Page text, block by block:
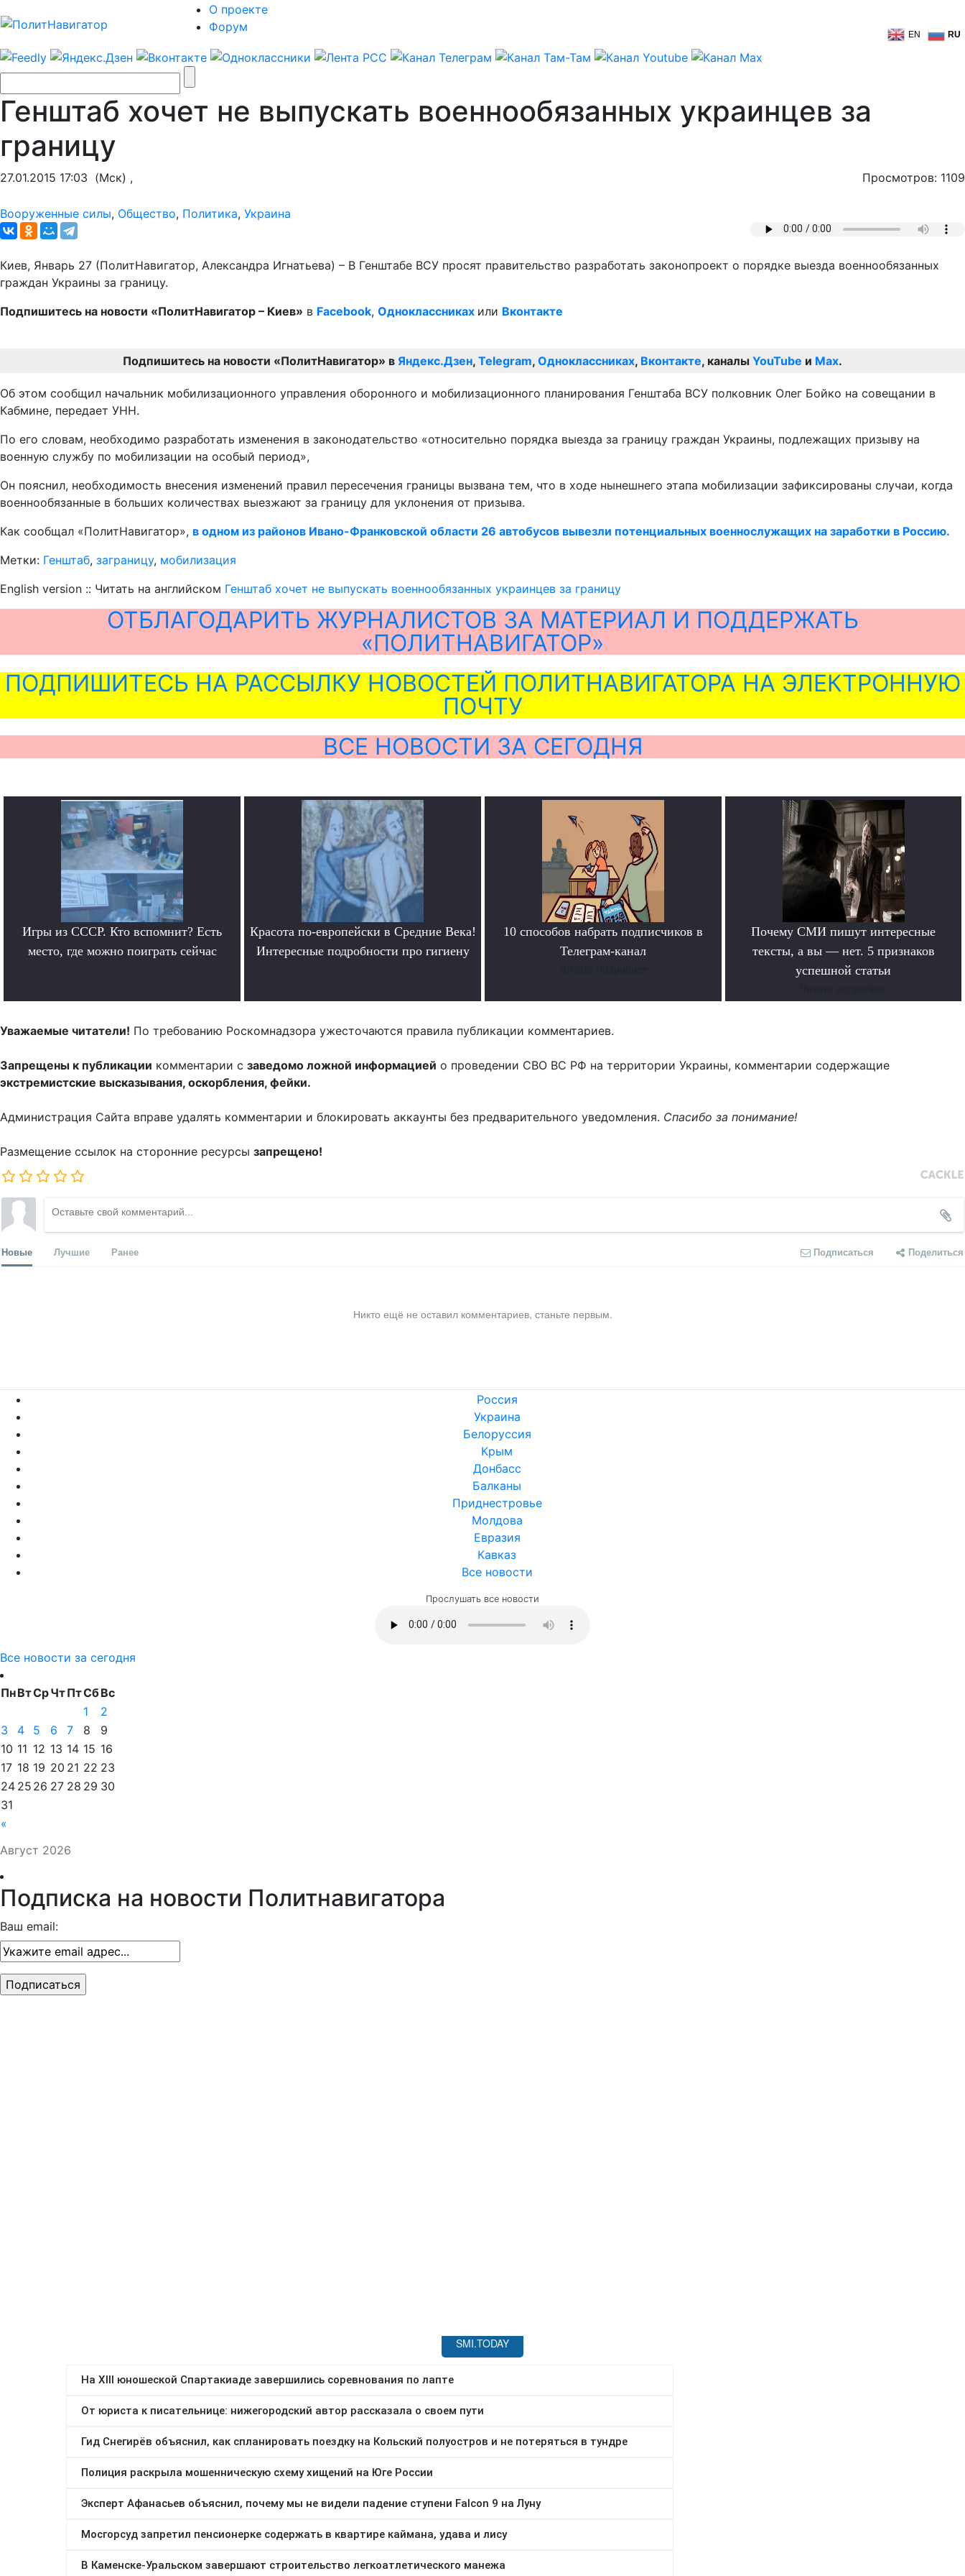
О проекте
Форум
EN RU
Генштаб хочет не выпускать военнообязанных украинцев за
границу
27.01.2015 17:03 (Мск) , Просмотров: 1109
Вооруженные силы, Общество, Политика, Украина
Киев, Январь 27 (ПолитНавигатор, Александра Игнатьева) – В Генштабе ВСУ просят правительство разработать законопроект о порядке выезда военнообязанных
граждан Украины за границу.
Подпишитесь на новости «ПолитНавигатор – Киев» в Facebook, Одноклассниках или Вконтакте
Подпишитесь на новости «ПолитНавигатор» в Яндекс.Дзен, Telegram, Одноклассниках, Вконтакте, каналы YouTube и Max.
Об этом сообщил начальник мобилизационного управления оборонного и мобилизационного планирования Генштаба ВСУ полковник Олег Бойко на совещании в
Кабмине, передает УНН.
По его словам, необходимо разработать изменения в законодательство «относительно порядка выезда за границу граждан Украины, подлежащих призыву на
военную службу по мобилизации на особый период»,
Он пояснил, необходимость внесения изменений правил пересечения границы вызвана тем, что в ходе нынешнего этапа мобилизации зафиксированы случаи, когда
военнообязанные в больших количествах выезжают за границу для уклонения от призыва.
Как сообщал «ПолитНавигатор», в одном из районов Ивано-Франковской области 26 автобусов вывезли потенциальных военнослужащих на заработки в Россию.
Метки: Генштаб, заграницу, мобилизация
English version :: Читать на английском Генштаб хочет не выпускать военнообязанных украинцев за границу
ОТБЛАГОДАРИТЬ ЖУРНАЛИСТОВ ЗА МАТЕРИАЛ И ПОДДЕРЖАТЬ
«ПОЛИТНАВИГАТОР»
ПОДПИШИТЕСЬ НА РАССЫЛКУ НОВОСТЕЙ ПОЛИТНАВИГАТОРА НА ЭЛЕКТРОННУЮ
ПОЧТУ
ВСЕ НОВОСТИ ЗА СЕГОДНЯ
Игры из СССР. Кто вспомнит? Есть
место, где можно поиграть сейчас
Красота по-европейски в Средние Века!
Интересные подробности про гигиену
10 способов набрать подписчиков в
Телеграм-канал
Почему СМИ пишут интересные
тексты, а вы — нет. 5 признаков
успешной статьи
Уважаемые читатели! По требованию Роскомнадзора ужесточаются правила публикации комментариев.
Запрещены к публикации комментарии с заведомо ложной информацией о проведении СВО ВС РФ на территории Украины, комментарии содержащие
экстремистские высказывания, оскорбления, фейки.
Администрация Сайта вправе удалять комментарии и блокировать аккаунты без предварительного уведомления. Спасибо за понимание!
Размещение ссылок на сторонние ресурсы запрещено!
Новые Лучшие Ранее Подписаться Поделиться
Никто ещё не оставил комментариев, станьте первым.
Россия
Украина
Белоруссия
Крым
Донбасс
Балканы
Приднестровье
Молдова
Евразия
Кавказ
Все новости
Прослушать все новости
Все новости за сегодня
Август 2026
ПнВтСрЧтПтСбВс
«
1
2
3
4 5 6 7 8
9
10 11 12 13 14 15 16
17 18 19 20 21 22 23
24 25 26 27 28 29 30
31
Подписка на новости Политнавигатора
Ваш email: